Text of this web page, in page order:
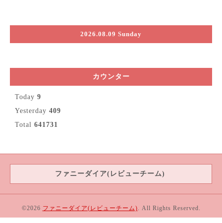
2026.08.09 Sunday
カウンター
Today 9
Yesterday 409
Total 641731
ファニーダイア(レビューチーム)
©2026 ファニーダイア(レビューチーム). All Rights Reserved.